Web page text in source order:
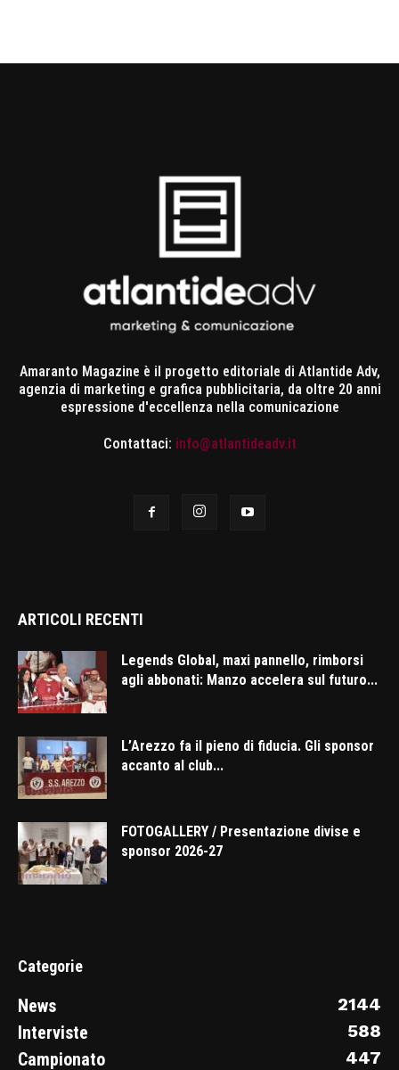
Amaranto Magazine è il progetto editoriale di Atlantide Adv,
agenzia di marketing e grafica pubblicitaria, da oltre 20 anni
espressione d'eccellenza nella comunicazione
Contattaci: info@atlantideadv.it
ARTICOLI RECENTI
Legends Global, maxi pannello, rimborsi
agli abbonati: Manzo accelera sul futuro...
L’Arezzo fa il pieno di fiducia. Gli sponsor
accanto al club...
FOTOGALLERY / Presentazione divise e
sponsor 2026-27
Categorie
News
2144
Interviste
588
Campionato
447